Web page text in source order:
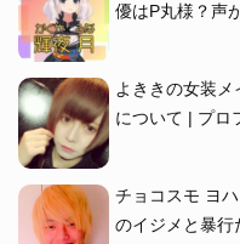
優はP丸様？声
よききの女装
について | プロ
チョコスモ ヨ
のイジメと暴行